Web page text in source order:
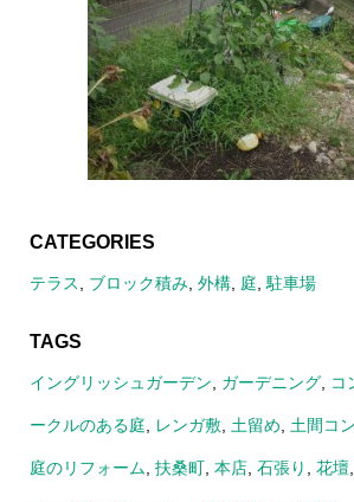
CATEGORIES
テラス ブロック積み, 外構, 庭 駐車場
TAGS
イングリッシュガーデン ガーデニング, コ
ークルのある庭 レンガ敷, 土留め 土間コ
庭のリフォーム 扶桑町, 本店, 石張り 花壇